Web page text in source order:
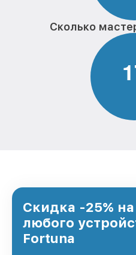
Сколько
1
Скидка -25%
любого
Fortuna